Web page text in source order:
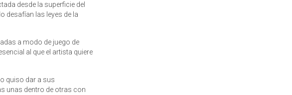
desde la superficie del
desafían las leyes de la
a modo de juego de
al que el artista quiere
quiso dar a sus
unas dentro de otras con